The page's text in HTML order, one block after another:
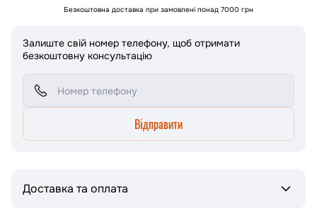
Безкоштовна доставка при замовлені понад 7000 грн
Залиште свій номер телефону, щоб отримати
безкоштовну консультацію
Відправити
Доставка та оплата